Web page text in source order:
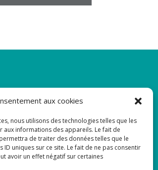
aux cookies
nous utilisons des technologies telles que les
informations des appareils. Le fait de
de traiter des données telles que le
uniques sur ce site. Le fait de ne pas consentir
avoir un effet négatif sur certaines
électronique: